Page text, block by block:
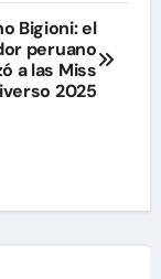
Bigioni: el
peruano
a las Miss
2025